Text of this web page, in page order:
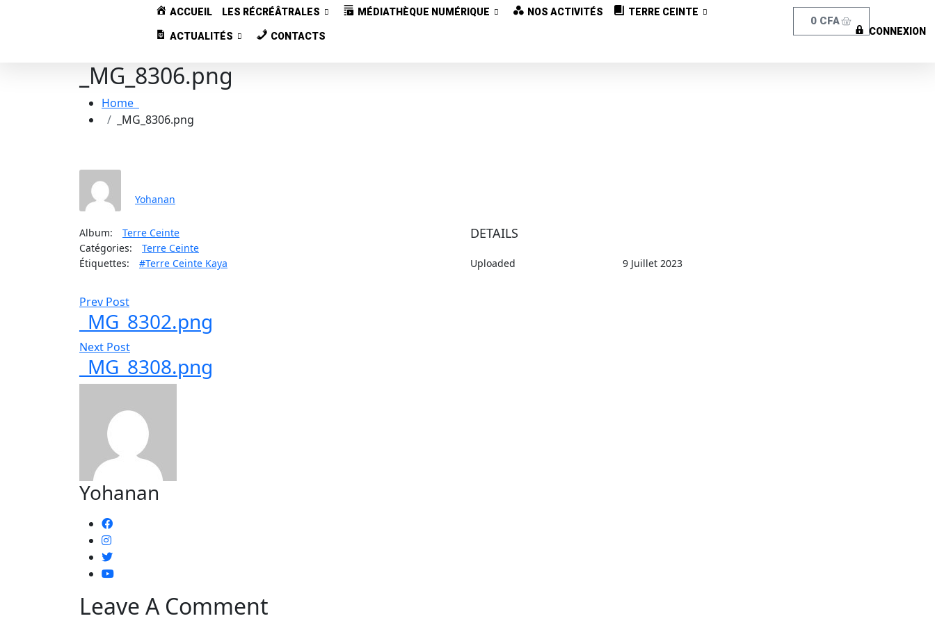
ACCUEIL LES RÉCRÉÂTRALES MÉDIATHÈQUE NUMÉRIQUE NOS ACTIVITÉS TERRE CEINTE
ACTUALITÉS CONTACTS
0 CFA
CONNEXION
_MG_8306.png
Home
_MG_8306.png
Yohanan
Album:
Terre Ceinte
Catégories:
Terre Ceinte
Étiquettes:
#Terre Ceinte Kaya
DETAILS
Uploaded 9 Juillet 2023
Prev Post
_MG_8302.png
Next Post
_MG_8308.png
Yohanan
Leave A Comment